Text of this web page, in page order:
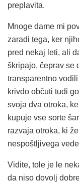
preplavita.
Mnoge dame mi
zaradi tega, ker
pred nekaj leti, ali
škripajo, čeprav se
transparentno
krivdo občuti tudi
svoja dva otroka,
kupuje vse sorte
razvaja otroka, ki
nespoštljivega
Vidite, tole je le
da niso dovolj